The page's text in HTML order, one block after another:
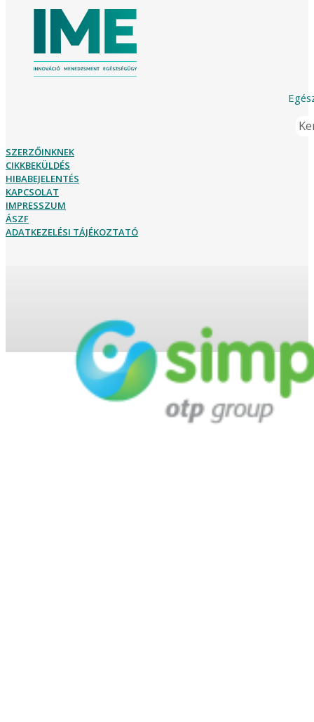
SZERZŐINKNEK
CIKKBEKÜLDÉS
HIBABEJELENTÉS
KAPCSOLAT
IMPRESSZUM
ÁSZF
ADATKEZELÉSI TÁJÉKOZTATÓ